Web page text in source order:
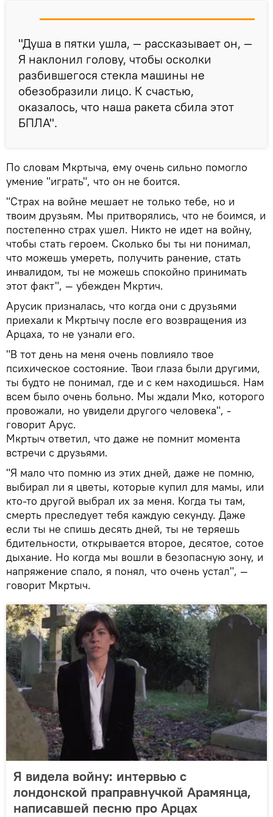
"Душа в пятки ушла, — рассказывает он, —
Я наклонил голову, чтобы осколки
разбившегося стекла машины не
обезобразили лицо. К счастью,
оказалось, что наша ракета сбила этот
БПЛА".
По словам Мкртыча, ему очень сильно помогло
умение "играть", что он не боится.
"Страх на войне мешает не только тебе, но и
твоим друзьям. Мы притворялись, что не боимся, и
постепенно страх ушел. Никто не идет на войну,
чтобы стать героем. Сколько бы ты ни понимал,
что можешь умереть, получить ранение, стать
инвалидом, ты не можешь спокойно принимать
этот факт", — убежден Мкртич.
Арусик призналась, что когда они с друзьями
приехали к Мкртычу после его возвращения из
Арцаха, то не узнали его.
"В тот день на меня очень повлияло твое
психическое состояние. Твои глаза были другими,
ты будто не понимал, где и с кем находишься. Нам
всем было очень больно. Мы ждали Мко, которого
провожали, но увидели другого человека", -
говорит Арус.
Мкртыч ответил, что даже не помнит момента
встречи с друзьями.
"Я мало что помню из этих дней, даже не помню,
выбирал ли я цветы, которые купил для мамы, или
кто-то другой выбрал их за меня. Когда ты там,
смерть преследует тебя каждую секунду. Даже
если ты не спишь десять дней, ты не теряешь
бдительности, открывается второе, десятое, сотое
дыхание. Но когда мы вошли в безопасную зону, и
напряжение спало, я понял, что очень устал", —
говорит Мкртыч.
Я видела войну: интервью с
лондонской праправнучкой Арамянца,
написавшей песню про Арцах